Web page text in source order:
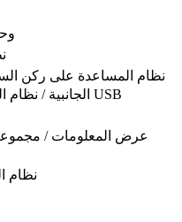
نظام المساعدة على ركن
الجانبية / نظام المعلومات والترفيه / مقبس USB
عرض المعلومات /
نظام